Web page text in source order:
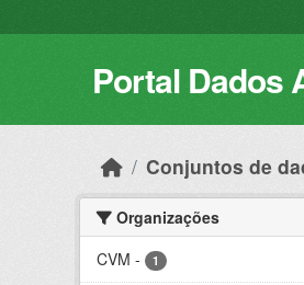
Portal Dados
Conjuntos de
Organizações
CVM - 1